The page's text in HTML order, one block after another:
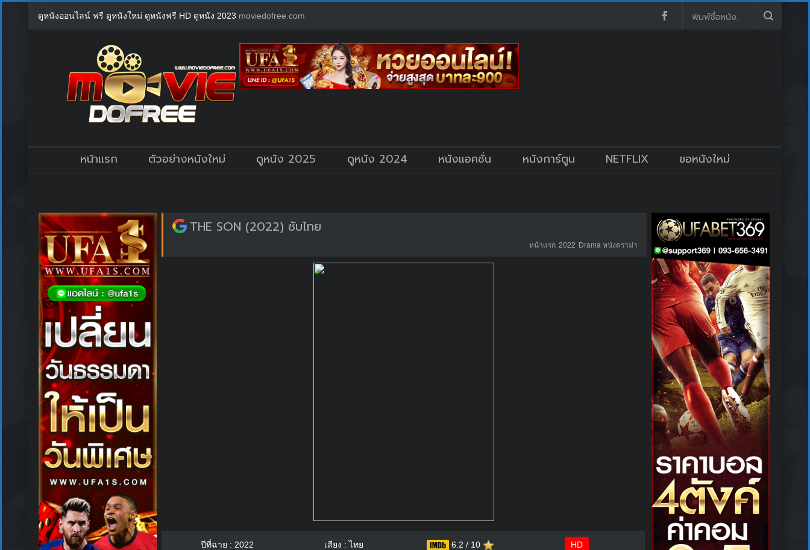
ดูหนังออนไลน์ ฟรี ดูหนังใหม่ ดูหนังฟรี HD ดูหนัง 2023 moviedofree.com
หน้าแรก ตัวอย่างหนังใหม่ ดูหนัง 2025 ดูหนัง 2024 หนังแอคชั่น หนังการ์ตูน NETFLIX ขอหนังใหม่
THE SON (2022) ซับไทย
หน้าแรก 2022 Drama หนังดราม่า
ปีที่ฉาย : 2022 เสียง : ไทย 6.2 / 10 HD